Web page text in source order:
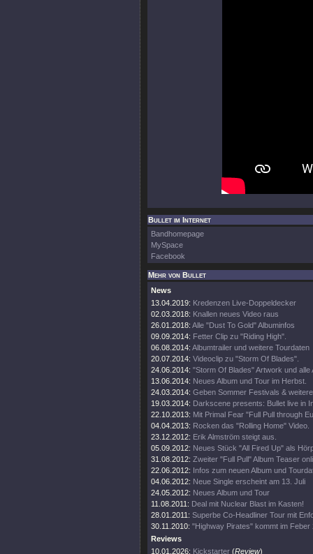
Bullet im Internet
Bandhomepage
MySpace
Facebook
Mehr von Bullet
News
13.04.2019: Kredenzen Live-Doppeldecker
02.03.2018: Knallen neues Video raus
26.01.2018: Alle "Dust To Gold" Albuminfos
09.09.2014: Fetter Clip zu "Riding High".
06.08.2014: Albumtrailer und weitere Tourdaten
20.07.2014: Videoclip zu "Storm Of Blades".
24.06.2014: "Storm Of Blades" Artwork und alle
13.06.2014: Neues Album und Tour im Herbst.
24.03.2014: Geben Sommer Festivals &
19.03.2014: Darkscene presents: Bullet live in
22.10.2013: Mit Primal Fear "Full Pull through
04.04.2013: Rocken das "Rolling Home" Video.
23.12.2012: Erik Almström steigt aus.
05.09.2012: Neues Stück "All Fired Up" als
31.08.2012: Zweiter "Full Pull" Album Teaser
22.06.2012: Infos zum neuen Album und
04.06.2012: Neue Single erscheint am 13. Juli
24.05.2012: Neues Album und Tour
11.08.2011: Deal mit Nuclear Blast im Kasten!
28.01.2011: Superbe Co-Headliner Tour mit
30.11.2010: "Highway Pirates" kommt im Feber
Reviews
10.01.2026: Kickstarter (Review)